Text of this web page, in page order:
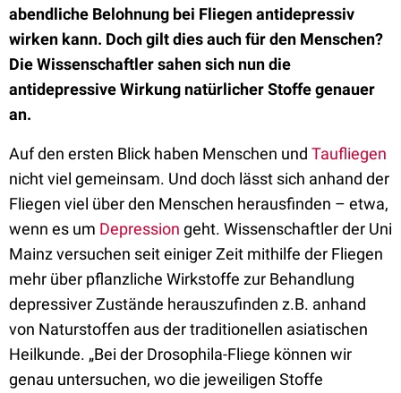
abendliche Belohnung bei Fliegen antidepressiv
wirken kann. Doch gilt dies auch für den Menschen?
Die Wissenschaftler sahen sich nun die
antidepressive Wirkung natürlicher Stoffe genauer
an.
Auf den ersten Blick haben Menschen und Taufliegen
nicht viel gemeinsam. Und doch lässt sich anhand der
Fliegen viel über den Menschen herausfinden – etwa,
wenn es um Depression geht. Wissenschaftler der Uni
Mainz versuchen seit einiger Zeit mithilfe der Fliegen
mehr über pflanzliche Wirkstoffe zur Behandlung
depressiver Zustände herauszufinden z.B. anhand
von Naturstoffen aus der traditionellen asiatischen
Heilkunde. „Bei der Drosophila-Fliege können wir
genau untersuchen, wo die jeweiligen Stoffe